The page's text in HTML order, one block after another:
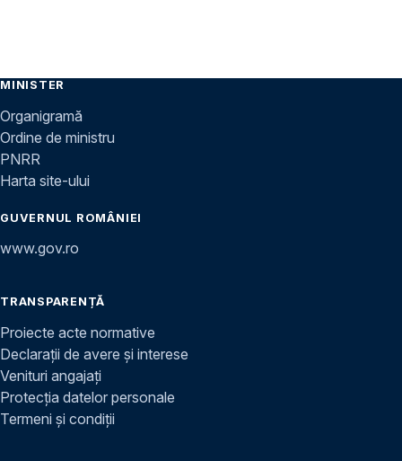
MINISTER
Organigramă
Ordine de ministru
PNRR
Harta site-ului
GUVERNUL ROMÂNIEI
www.gov.ro
TRANSPARENȚĂ
Proiecte acte normative
Declarații de avere și interese
Venituri angajați
Protecția datelor personale
Termeni și condiții